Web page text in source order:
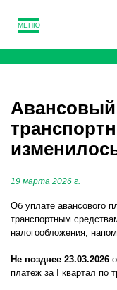
МЕНЮ
19 марта 2026 г.
Об уплате авансового
транспортным
налогообложения,
Не позднее 23.03.2026
платеж за I квартал по